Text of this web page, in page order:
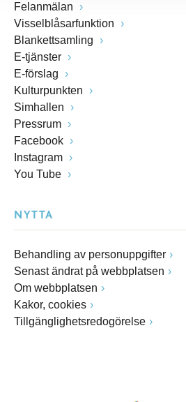
Felanmälan
Visselblåsarfunktion
Blankettsamling
E-tjänster
E-förslag
Kulturpunkten
Simhallen
Pressrum
Facebook
Instagram
You Tube
NYTTA
Behandling av personuppgifter
Senast ändrat på webbplatsen
Om webbplatsen
Kakor, cookies
Tillgänglighetsredogörelse